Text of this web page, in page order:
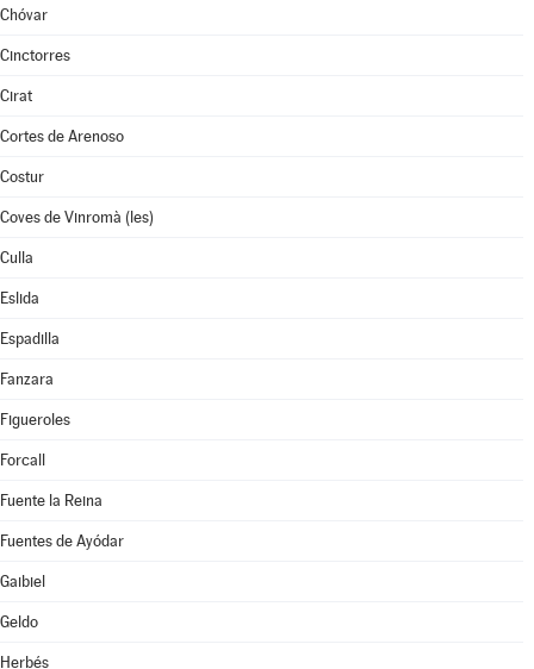
Chóvar
Cinctorres
Cirat
Cortes de Arenoso
Costur
Coves de Vinromà (les)
Culla
Eslida
Espadilla
Fanzara
Figueroles
Forcall
Fuente la Reina
Fuentes de Ayódar
Gaibiel
Geldo
Herbés